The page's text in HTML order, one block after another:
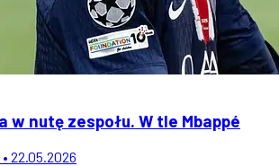
w nutę zespołu. W tle Mbappé
22.05.2026